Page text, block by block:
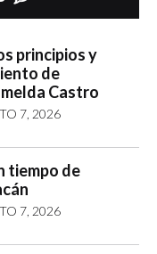
principios y
de
Castro
7, 2026
tiempo de
7, 2026